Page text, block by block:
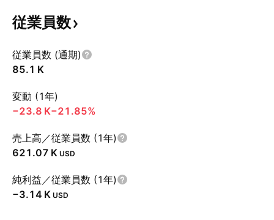
従業員数
従業員数 (通期)
‪85.1 K‬
変動 (1年)
‪−23.8 K‬−21.85%
売上高／従業員数 (1年)
‪621.07 K‬ USD
純利益／従業員数 (1年)
‪−3.14 K‬ USD